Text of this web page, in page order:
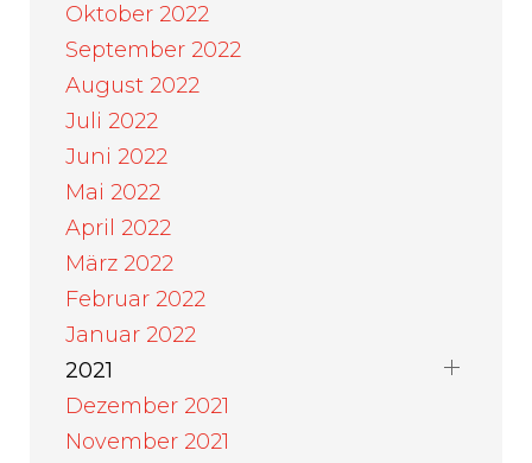
Oktober 2022
September 2022
August 2022
Juli 2022
Juni 2022
Mai 2022
April 2022
März 2022
Februar 2022
Januar 2022
2021
Dezember 2021
November 2021